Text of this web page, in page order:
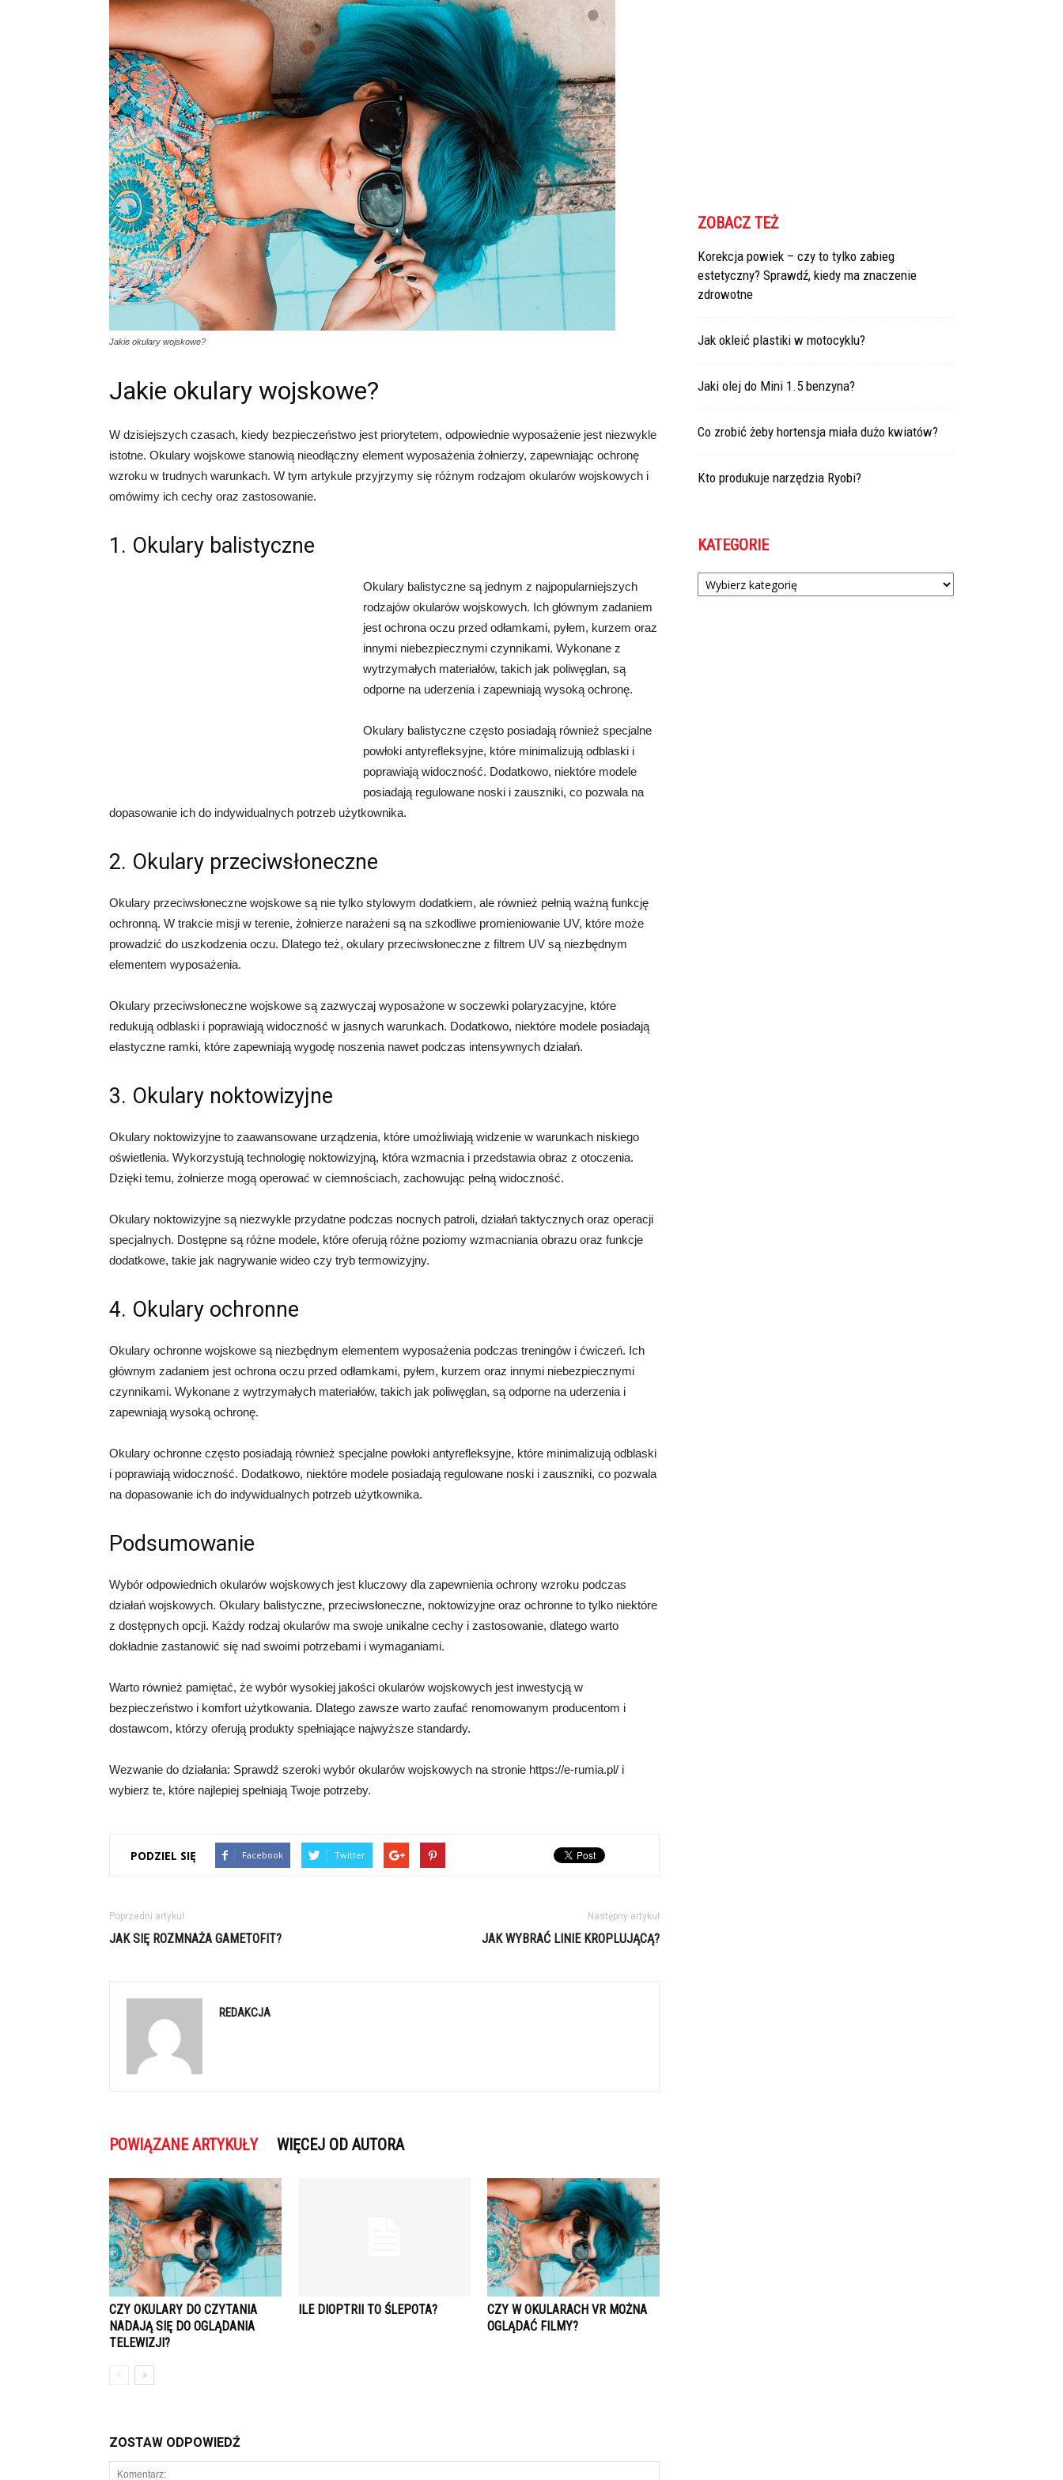
Jakie okulary wojskowe?
Jakie okulary wojskowe?
W dzisiejszych czasach, kiedy bezpieczeństwo jest priorytetem, odpowiednie wyposażenie jest niezwykle
istotne. Okulary wojskowe stanowią nieodłączny element wyposażenia żołnierzy, zapewniając ochronę
wzroku w trudnych warunkach. W tym artykule przyjrzymy się różnym rodzajom okularów wojskowych i
omówimy ich cechy oraz zastosowanie.
1. Okulary balistyczne
Okulary balistyczne są jednym z najpopularniejszych
rodzajów okularów wojskowych. Ich głównym zadaniem
jest ochrona oczu przed odłamkami, pyłem, kurzem oraz
innymi niebezpiecznymi czynnikami. Wykonane z
wytrzymałych materiałów, takich jak poliwęglan, są
odporne na uderzenia i zapewniają wysoką ochronę.
Okulary balistyczne często posiadają również specjalne
powłoki antyrefleksyjne, które minimalizują odblaski i
poprawiają widoczność. Dodatkowo, niektóre modele
posiadają regulowane noski i zauszniki, co pozwala na
dopasowanie ich do indywidualnych potrzeb użytkownika.
2. Okulary przeciwsłoneczne
Okulary przeciwsłoneczne wojskowe są nie tylko stylowym dodatkiem, ale również pełnią ważną funkcję
ochronną. W trakcie misji w terenie, żołnierze narażeni są na szkodliwe promieniowanie UV, które może
prowadzić do uszkodzenia oczu. Dlatego też, okulary przeciwsłoneczne z filtrem UV są niezbędnym
elementem wyposażenia.
Okulary przeciwsłoneczne wojskowe są zazwyczaj wyposażone w soczewki polaryzacyjne, które
redukują odblaski i poprawiają widoczność w jasnych warunkach. Dodatkowo, niektóre modele posiadają
elastyczne ramki, które zapewniają wygodę noszenia nawet podczas intensywnych działań.
3. Okulary noktowizyjne
Okulary noktowizyjne to zaawansowane urządzenia, które umożliwiają widzenie w warunkach niskiego
oświetlenia. Wykorzystują technologię noktowizyjną, która wzmacnia i przedstawia obraz z otoczenia.
Dzięki temu, żołnierze mogą operować w ciemnościach, zachowując pełną widoczność.
Okulary noktowizyjne są niezwykle przydatne podczas nocnych patroli, działań taktycznych oraz operacji
specjalnych. Dostępne są różne modele, które oferują różne poziomy wzmacniania obrazu oraz funkcje
dodatkowe, takie jak nagrywanie wideo czy tryb termowizyjny.
4. Okulary ochronne
Okulary ochronne wojskowe są niezbędnym elementem wyposażenia podczas treningów i ćwiczeń. Ich
głównym zadaniem jest ochrona oczu przed odłamkami, pyłem, kurzem oraz innymi niebezpiecznymi
czynnikami. Wykonane z wytrzymałych materiałów, takich jak poliwęglan, są odporne na uderzenia i
zapewniają wysoką ochronę.
Okulary ochronne często posiadają również specjalne powłoki antyrefleksyjne, które minimalizują odblaski
i poprawiają widoczność. Dodatkowo, niektóre modele posiadają regulowane noski i zauszniki, co pozwala
na dopasowanie ich do indywidualnych potrzeb użytkownika.
Podsumowanie
Wybór odpowiednich okularów wojskowych jest kluczowy dla zapewnienia ochrony wzroku podczas
działań wojskowych. Okulary balistyczne, przeciwsłoneczne, noktowizyjne oraz ochronne to tylko niektóre
z dostępnych opcji. Każdy rodzaj okularów ma swoje unikalne cechy i zastosowanie, dlatego warto
dokładnie zastanowić się nad swoimi potrzebami i wymaganiami.
Warto również pamiętać, że wybór wysokiej jakości okularów wojskowych jest inwestycją w
bezpieczeństwo i komfort użytkowania. Dlatego zawsze warto zaufać renomowanym producentom i
dostawcom, którzy oferują produkty spełniające najwyższe standardy.
Wezwanie do działania: Sprawdź szeroki wybór okularów wojskowych na stronie https://e-rumia.pl/ i
wybierz te, które najlepiej spełniają Twoje potrzeby.
PODZIEL SIĘ Facebook Twitter
Poprzedni artykuł
JAK SIĘ ROZMNAŻA GAMETOFIT?
Następny artykuł
JAK WYBRAĆ LINIE KROPLUJĄCĄ?
REDAKCJA
POWIĄZANE ARTYKUŁY WIĘCEJ OD AUTORA
CZY OKULARY DO CZYTANIA
NADAJĄ SIĘ DO OGLĄDANIA
TELEWIZJI?
ILE DIOPTRII TO ŚLEPOTA?
CZY W OKULARACH VR MOŻNA
OGLĄDAĆ FILMY?
ZOSTAW ODPOWIEDŹ
ZOBACZ TEŻ
Korekcja powiek – czy to tylko zabieg
estetyczny? Sprawdź, kiedy ma znaczenie
zdrowotne
Jak okleić plastiki w motocyklu?
Jaki olej do Mini 1.5 benzyna?
Co zrobić żeby hortensja miała dużo kwiatów?
Kto produkuje narzędzia Ryobi?
KATEGORIE
Kategorie